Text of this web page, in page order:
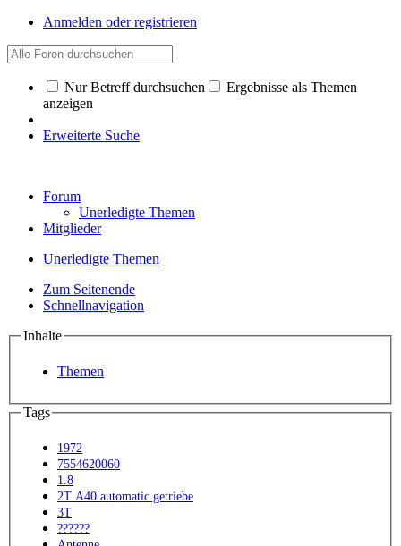
Anmelden oder registrieren
Nur Betreff durchsuchen
Ergebnisse als Themen
anzeigen
Erweiterte Suche
Forum
Unerledigte Themen
Mitglieder
Unerledigte Themen
Zum Seitenende
Schnellnavigation
Inhalte
Themen
Tags
1972
7554620060
1.8
2T A40 automatic getriebe
3T
??????